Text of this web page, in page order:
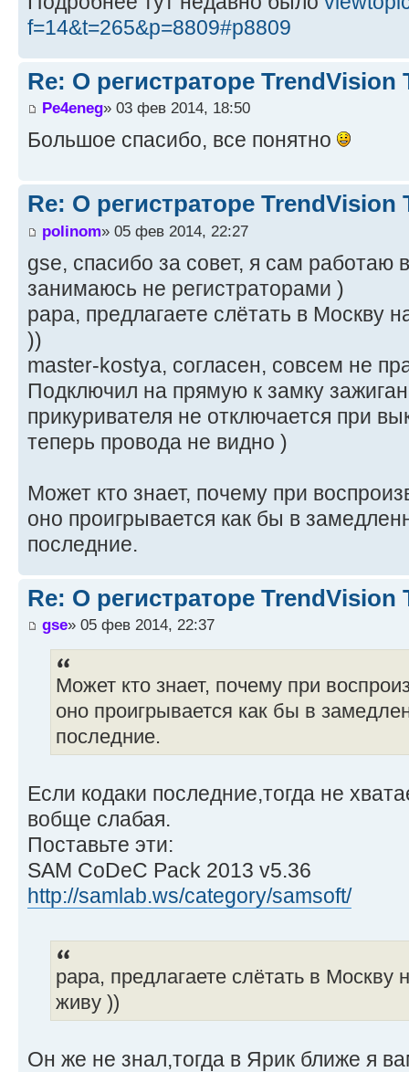
f=14&t=265&p=8809#p8809
Re: О регистраторе TrendVision
Pe4eneg» 03 фев 2014, 18:50
Большое спасибо, все понятно
Re: О регистраторе TrendVision
polinom» 05 фев 2014, 22:27
gse, спасибо за совет, я сам работаю
занимаюсь не регистраторами )
papa, предлагаете слётать в Москву
))
master-kostya, согласен, совсем не
Подключил на прямую к замку
прикуривателя не отключается при
теперь провода не видно )
Может кто знает, почему при
оно проигрывается как бы в
последние.
Re: О регистраторе TrendVision
gse» 05 фев 2014, 22:37
Может кто знает, почему при
оно проигрывается как бы в
последние.
Если кодаки последние,тогда не
вобще слабая.
Поставьте эти:
SAM CoDeC Pack 2013 v5.36
http://samlab.ws/category/samsoft/
papa, предлагаете слётать в Москву
живу ))
Он же не знал,тогда в Ярик ближе я